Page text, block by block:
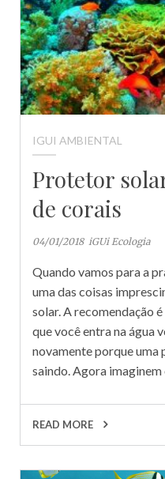
IGUI AMBIENTAL
Protetor
de corais
04/01/2018 iGUi Ecologia
Quando vamos para a
uma das coisas
solar. A recomendação
que você entra na água
novamente porque
saindo. Agora
READ MORE